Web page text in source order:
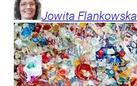
Jowita Flankowska